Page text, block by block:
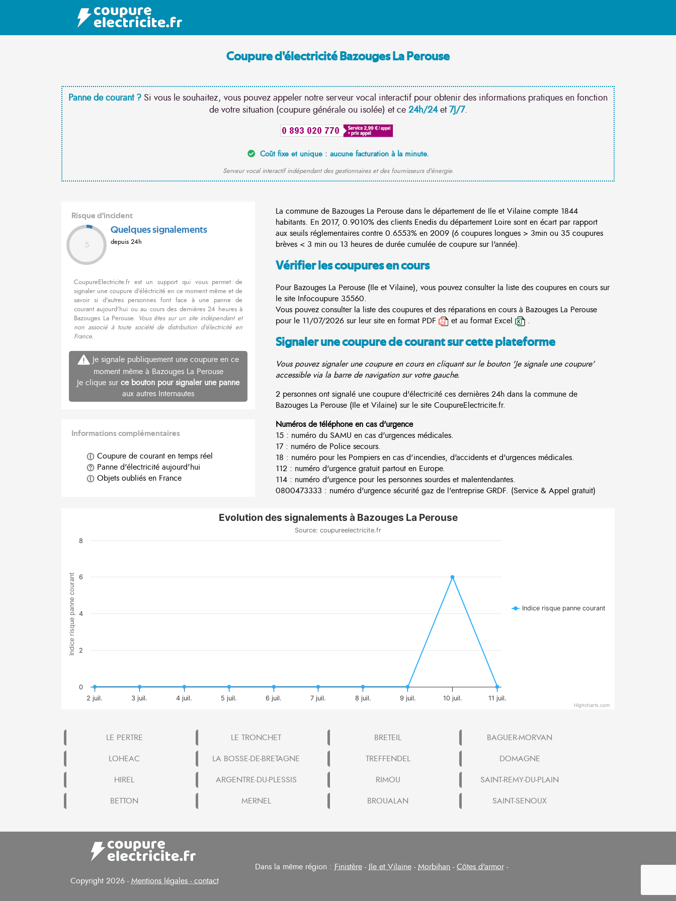
Coupure d'électricité Bazouges La Perouse
Panne de courant ? Si vous le souhaitez, vous pouvez appeler notre serveur vocal interactif pour obtenir des informations pratiques en fonction
de votre situation (coupure générale ou isolée) et ce 24h/24et7J/7.
Coût fixe et unique : aucune facturation à la minute.
Serveur vocal interactif indépendant des gestionnaires et des fournisseurs d'énergie.
Risque d'incident
5
Quelques signalements
depuis 24h
CoupureElectricite.fr est un support qui vous permet de
signaler une coupure d'éléctricité en ce moment même et de
savoir si d'autres personnes font face à une panne de
courant aujourd'hui ou au cours des dernières 24 heures à
Bazouges La Perouse. Vous êtes sur un site indépendant et
non associé à toute société de distribution d'électricité en
France.
Je signale publiquement une coupure en ce
moment même à Bazouges La Perouse
Je clique sur ce bouton pour signaler une panne
aux autres Internautes
Informations complémentaires
Coupure de courant en temps réel
Panne d'électricité aujourd'hui
Objets oubliés en France
La commune de Bazouges La Perouse dans le département de Ile et Vilaine compte 1844
habitants. En 2017, 0.9010% des clients Enedis du département Loire sont en écart par rapport
aux seuils réglementaires contre 0.6553% en 2009 (6 coupures longues > 3min ou 35 coupures
brèves < 3 min ou 13 heures de durée cumulée de coupure sur l'année).
Vérifier les coupures en cours
Pour Bazouges La Perouse (Ile et Vilaine), vous pouvez consulter la liste des coupures en cours sur
le site Infocoupure 35560.
Vous pouvez consulter la liste des coupures et des réparations en cours à Bazouges La Perouse
pour le 11/07/2026 sur leur site en format PDF
et au format Excel .
Signaler une coupure de courant sur cette plateforme
Vous pouvez signaler une coupure en cours en cliquant sur le bouton 'Je signale une coupure'
accessible via la barre de navigation sur votre gauche.
2 personnes ont signalé une coupure d'électricité ces dernières 24h dans la commune de
Bazouges La Perouse (Ile et Vilaine) sur le site CoupureElectricite.fr.
Numéros de téléphone en cas d'urgence
15 : numéro du SAMU en cas d'urgences médicales.
17 : numéro de Police secours.
18 : numéro pour les Pompiers en cas d'incendies, d'accidents et d'urgences médicales.
112 : numéro d'urgence gratuit partout en Europe.
114 : numéro d'urgence pour les personnes sourdes et malentendantes.
0800473333 : numéro d'urgence sécurité gaz de l'entreprise GRDF. (Service & Appel gratuit)
Indice risque panne courant
Evolution des signalements à Bazouges La Perouse
Source: coupureelectricite.fr
Indice risque panne courant
2 juil. 3 juil. 4 juil. 5 juil. 6 juil. 7 juil. 8 juil. 9 juil. 10 juil. 11 juil.
0
2
4
6
8
Highcharts.com
LE PERTRE LE TRONCHET BRETEIL
BAGUER-MORVAN
LOHEAC
LA BOSSE-DE-BRETAGNE TREFFENDEL
DOMAGNE
HIREL
ARGENTRE-DU-PLESSIS RIMOU
SAINT-REMY-DU-PLAIN
BETTON
MERNEL BROUALAN SAINT-SENOUX
Copyright 2026 -Mentions légales - contact
Dans la même région : Finistère -Ile et Vilaine -Morbihan -Côtes d'armor -